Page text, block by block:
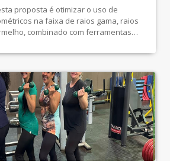
proposta é otimizar o uso de
na faixa de raios gama, raios
combinado com ferramentas
de fertilidade do solo e parâmetros
na […]